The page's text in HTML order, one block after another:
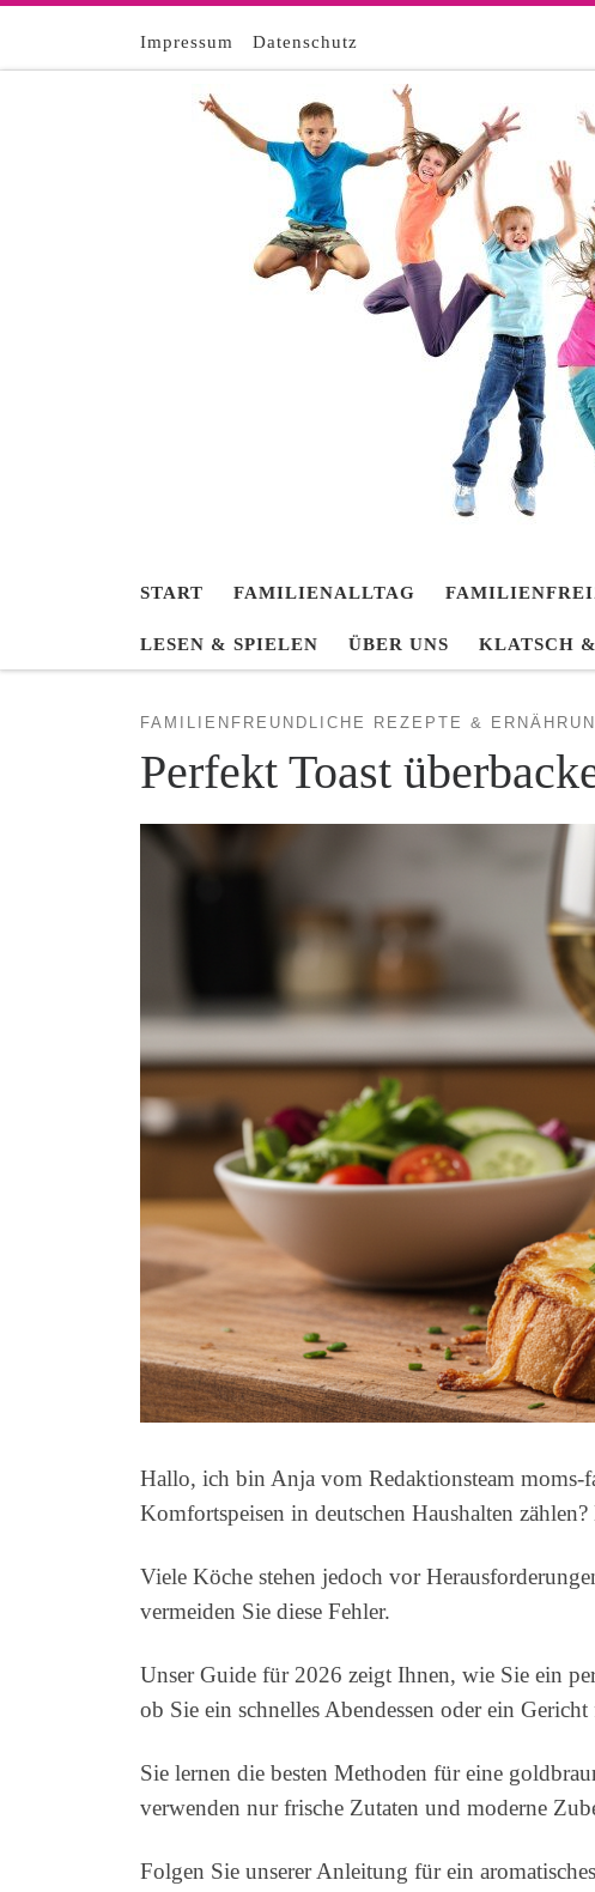
Zum Inhalt springen
Impressum Datenschutz
START FAMILIENALLTAG
LESEN & SPIELEN ÜBER UNS KLATSCH
FAMILIENFREUNDLICHE REZEPTE &
Perfekt Toast
Hallo, ich bin Anja vom Redaktionsteam moms-
Komfortspeisen in deutschen Haushalten
Viele Köche stehen jedoch vor
vermeiden Sie diese Fehler.
Unser Guide für 2026 zeigt Ihnen, wie Sie ein
ob Sie ein schnelles Abendessen oder ein
Sie lernen die besten Methoden für eine
verwenden nur frische Zutaten und moderne
Folgen Sie unserer Anleitung für ein